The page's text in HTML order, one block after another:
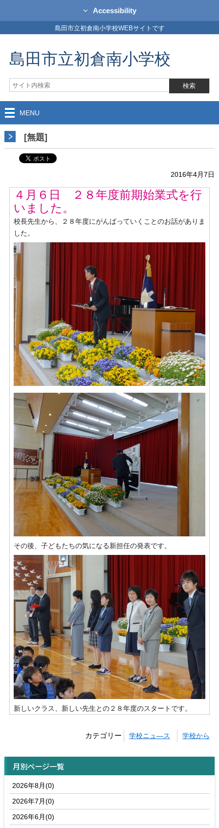
Accessibility
島田市立初倉南小学校WEBサイトです
島田市立初倉南小学校
MENU
[無題]
2016年4月7日
４月６日 ２８年度前期始業式を行
いました。
校長先生から、２８年度にがんばっていくことのお話がありま
した。
その後、子どもたちの気になる新担任の発表です。
新しいクラス、新しい先生との２８年度のスタートです。
カテゴリー 学校ニュ―ス 学校から
月別ページ一覧
2026年8月(0)
2026年7月(0)
2026年6月(0)